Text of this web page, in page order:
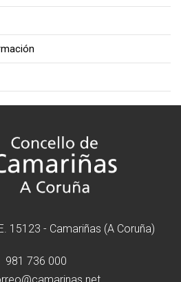
15123 - Camariñas (A Coruña)
981 736 000